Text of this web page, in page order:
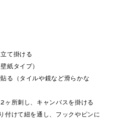
て掛ける
紙タイプ）
る（タイルや鏡など滑らかな
ヶ所刺し、キャンバスを掛ける
付けて紐を通し、フックやピンに